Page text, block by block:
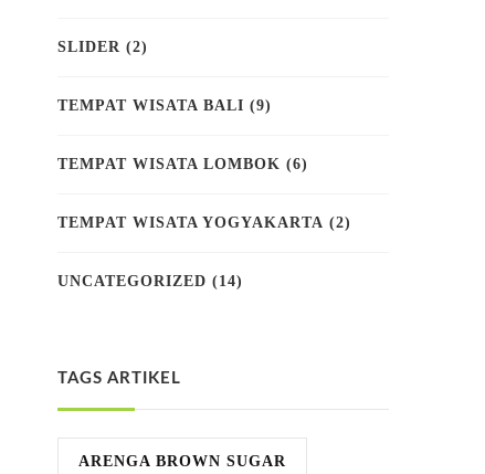
SLIDER (2)
TEMPAT WISATA BALI (9)
TEMPAT WISATA LOMBOK (6)
TEMPAT WISATA YOGYAKARTA (2)
UNCATEGORIZED (14)
TAGS ARTIKEL
ARENGA BROWN SUGAR